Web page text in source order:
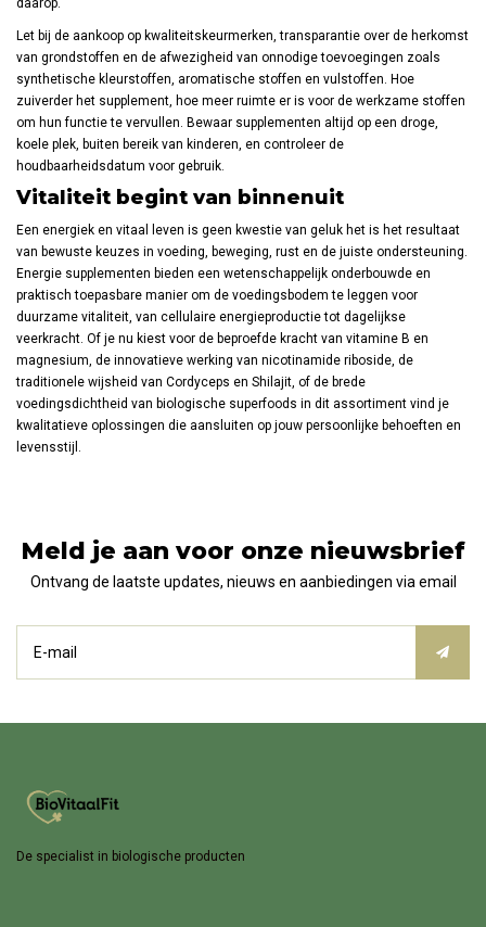
daarop.
Let bij de aankoop op kwaliteitskeurmerken, transparantie over de herkomst
van grondstoffen en de afwezigheid van onnodige toevoegingen zoals
synthetische kleurstoffen, aromatische stoffen en vulstoffen. Hoe
zuiverder het supplement, hoe meer ruimte er is voor de werkzame stoffen
om hun functie te vervullen. Bewaar supplementen altijd op een droge,
koele plek, buiten bereik van kinderen, en controleer de
houdbaarheidsdatum voor gebruik.
Vitaliteit begint van binnenuit
Een energiek en vitaal leven is geen kwestie van geluk het is het resultaat
van bewuste keuzes in voeding, beweging, rust en de juiste ondersteuning.
Energie supplementen bieden een wetenschappelijk onderbouwde en
praktisch toepasbare manier om de voedingsbodem te leggen voor
duurzame vitaliteit, van cellulaire energieproductie tot dagelijkse
veerkracht. Of je nu kiest voor de beproefde kracht van vitamine B en
magnesium, de innovatieve werking van nicotinamide riboside, de
traditionele wijsheid van Cordyceps en Shilajit, of de brede
voedingsdichtheid van biologische superfoods in dit assortiment vind je
kwalitatieve oplossingen die aansluiten op jouw persoonlijke behoeften en
levensstijl.
Meld je aan voor onze nieuwsbrief
Ontvang de laatste updates, nieuws en aanbiedingen via email
De specialist in biologische producten